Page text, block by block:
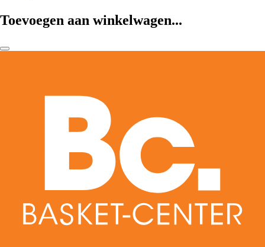
Toevoegen aan winkelwagen...